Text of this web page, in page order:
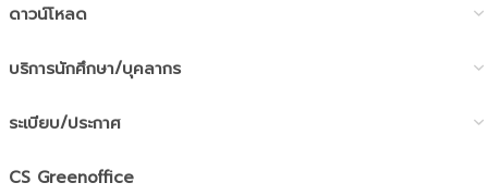
ดาวน์โหลด
บริการนักศึกษา/บุคลากร
ระเบียบ/ประกาศ
CS Greenoffice